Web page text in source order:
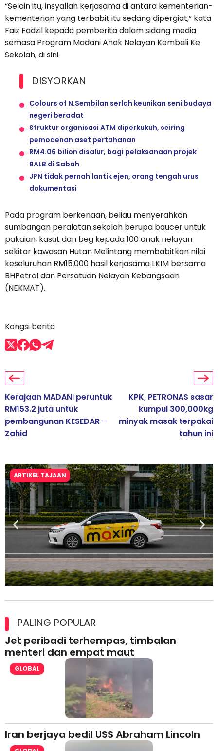
“Selain itu, insyallah kerjasama di antara kementerian-
kementerian yang terbabit itu sedang dipergiat,” kata
Faiz Fadzil kepada pemberita dalam sidang media
semasa Program Madani Anak Nelayan Kembali Ke
Sekolah, di sini.
DISYORKAN
Colours of N.Sembilan serlah keunikan seni budaya
negeri beradat
Struktur organisasi ATM diperkukuh, seiring
pemodenan aset pertahanan
RM4.06 bilion disalur, bagi pelaksanaan projek
BALB di Sabah
JPN tidak pernah lantik ejen, orang tengah urus
dokumentasi
Pada program berkenaan, beliau menyerahkan
sumbangan peralatan sekolah berupa baucer untuk
pakaian, kasut dan beg kepada 100 anak nelayan
sekitar kawasan Hutan Melintang membabitkan nilai
keseluruhan RM15,000 hasil kerjasama LKIM bersama
BHPetrol dan Persatuan Nelayan Kebangsaan
(NEKMAT).
Kongsi berita
Kerajaan MADANI peruntuk
RM153.2 juta untuk
pembangunan KESEDAR –
Zahid
KPK, PETRONAS sasar
kumpul 300,000kg
minyak masak terpakai
tahun ini
ARTIKEL TAJAAN
lesen separuh pertama 2026
PALING POPULAR
Jet peribadi terhempas, timbalan
menteri dan empat maut
GLOBAL
Iran berjaya bedil USS Abraham Lincoln